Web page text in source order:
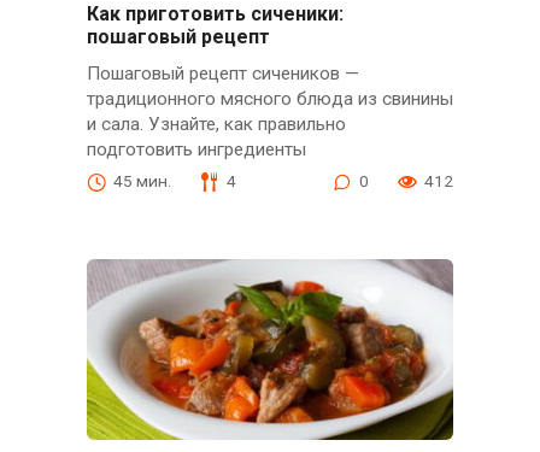
Как приготовить сиченики:
пошаговый рецепт
Пошаговый рецепт сичеников —
традиционного мясного блюда из свинины
и сала. Узнайте, как правильно
подготовить ингредиенты
45 мин. 4 0 412